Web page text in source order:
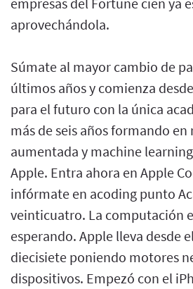
aprovechándola.
Súmate al mayor cambio de
últimos años y comienza
para el futuro con la única
más de seis años formando en
aumentada y machine
Apple. Entra ahora en Apple
infórmate en acoding punto
veinticuatro. La computación
esperando. Apple lleva desde
diecisiete poniendo motores
dispositivos. Empezó con el